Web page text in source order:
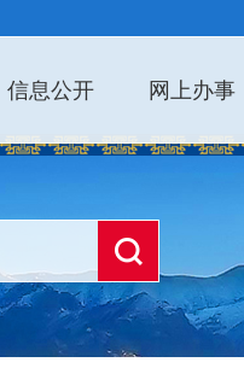
信息公开 网上办事